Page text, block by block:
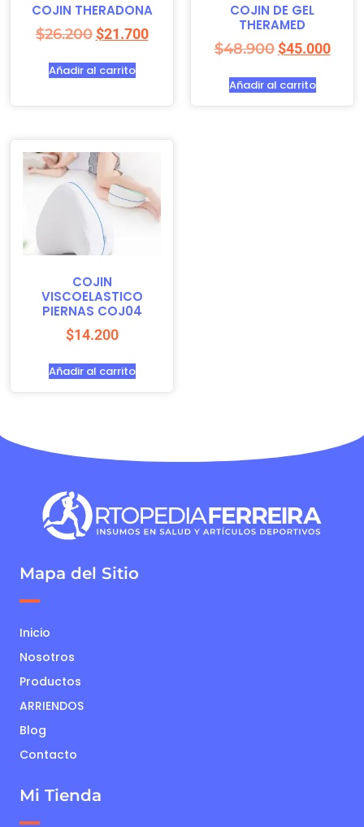
COJIN THERADONA
$26.200 $21.700
Añadir al carrito
COJIN DE GEL
THERAMED
$48.900 $45.000
Añadir al carrito
COJIN
VISCOELASTICO
PIERNAS COJ04
$14.200
Añadir al carrito
Mapa del Sitio
Inicio
Nosotros
Productos
ARRIENDOS
Blog
Contacto
Mi Tienda